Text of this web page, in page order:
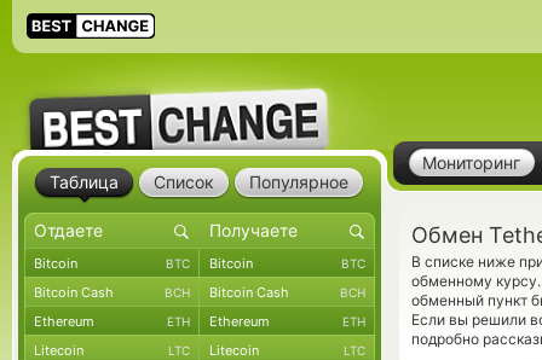
Мониторинг
Обмен
В списке ниже
обменному
обменный пункт
Если вы решили
подробно
Таблица Список Популярное
Bitcoin BTC Bitcoin BTC
Bitcoin Cash BCH Bitcoin Cash BCH
Ethereum ETH Ethereum ETH
Litecoin LTC Litecoin LTC